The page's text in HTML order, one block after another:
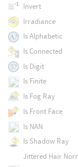
Invert
Irradiance
Is Alphabetic
Is Connected
Is Digit
Is Finite
Is Fog Ray
Is Front Face
Is NAN
Is Shadow Ray
Jittered Hair